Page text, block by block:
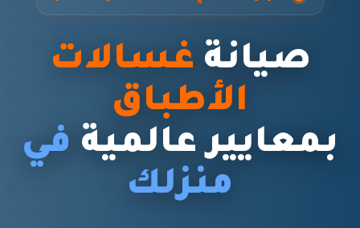
صيانة غسالات
الأطباق
بمعايير عالمية في
منزلك